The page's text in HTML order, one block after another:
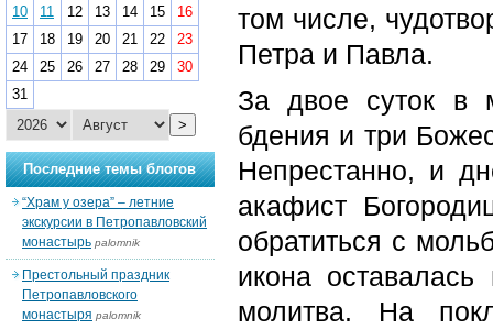
том числе,
Петра и Павла.
За двое суток в
бдения и три
Непрестанно, и
акафист
обратиться с
икона
молитва. На
10
11 12 13 14 15
16
17
18 19 20 21 22
23
24
25 26 27 28 29
30
31
>
Последние темы блогов
“Храм у озера” – летние
экскурсии в Петропавловский
монастырь palomnik
Престольный праздник
Петропавловского
монастыря palomnik